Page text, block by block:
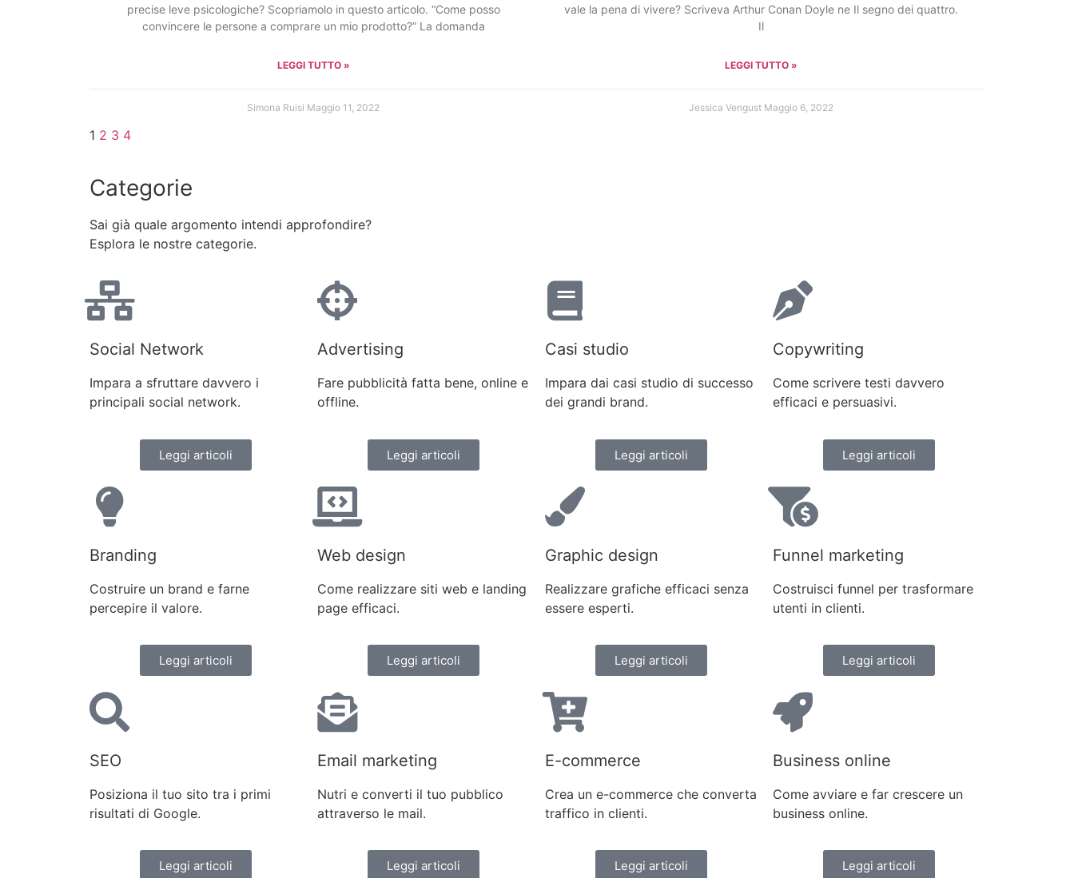
precise leve psicologiche? Scopriamolo in questo articolo. “Come posso
convincere le persone a comprare un mio prodotto?” La domanda
LEGGI TUTTO »
Simona Ruisi Maggio 11, 2022
vale la pena di vivere? Scriveva Arthur Conan Doyle ne Il segno dei quattro.
Il
LEGGI TUTTO »
Jessica Vengust Maggio 6, 2022
1 2 3 4
Categorie
Sai già quale argomento intendi approfondire?
Esplora le nostre categorie.
Social Network
Impara a sfruttare davvero i
principali social network.
Leggi articoli
Advertising
Fare pubblicità fatta bene, online e
offline.
Leggi articoli
Casi studio
Impara dai casi studio di successo
dei grandi brand.
Leggi articoli
Copywriting
Come scrivere testi davvero
efficaci e persuasivi.
Leggi articoli
Branding
Costruire un brand e farne
percepire il valore.
Leggi articoli
Web design
Come realizzare siti web e landing
page efficaci.
Leggi articoli
Graphic design
Realizzare grafiche efficaci senza
essere esperti.
Leggi articoli
Funnel marketing
Costruisci funnel per trasformare
utenti in clienti.
Leggi articoli
SEO
Posiziona il tuo sito tra i primi
risultati di Google.
Leggi articoli
Email marketing
Nutri e converti il tuo pubblico
attraverso le mail.
Leggi articoli
E-commerce
Crea un e-commerce che converta
traffico in clienti.
Leggi articoli
Business online
Come avviare e far crescere un
business online.
Leggi articoli